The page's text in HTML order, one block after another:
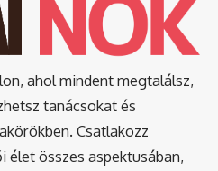
ahol mindent megtalálsz,
tanácsokat és
Csatlakozz
élet összes aspektusában,